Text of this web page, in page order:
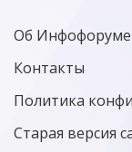
Об Инфофоруме
Контакты
Политика
Старая версия